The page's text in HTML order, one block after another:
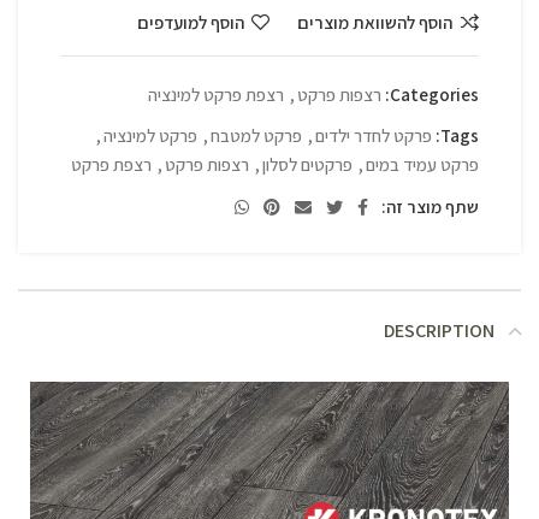
הוסף להשוואת מוצרים הוסף למועדפים
Categories: רצפות פרקט , רצפת פרקט למינציה
Tags: פרקט לחדר ילדים, פרקט למטבח, פרקט למינציה,
פרקט עמיד במים, פרקטים לסלון, רצפות פרקט , רצפת פרקט
שתף מוצר זה:
DESCRIPTION